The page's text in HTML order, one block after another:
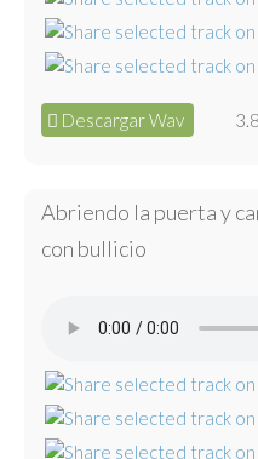
Descargar Wav
Abriendo la puerta y
con bullicio